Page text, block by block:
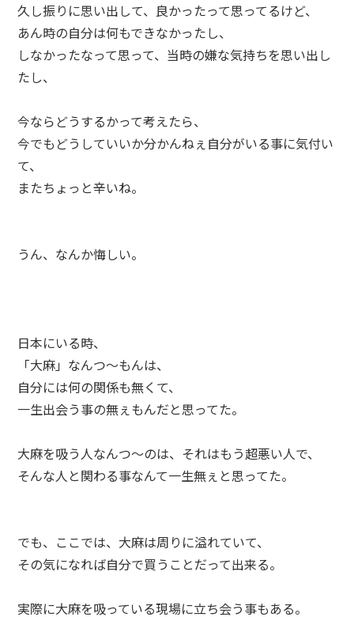
久し振りに思い出して、良かったって思ってるけど、
あん時の自分は何もできなかったし、
しなかったなって思って、当時の嫌な気持ちを思い出し
たし、
今ならどうするかって考えたら、
今でもどうしていいか分かんねぇ自分がいる事に気付い
て、
またちょっと辛いね。
うん、なんか悔しい。
日本にいる時、
「大麻」なんつ～もんは、
自分には何の関係も無くて、
一生出会う事の無ぇもんだと思ってた。
大麻を吸う人なんつ～のは、それはもう超悪い人で、
そんな人と関わる事なんて一生無ぇと思ってた。
でも、ここでは、大麻は周りに溢れていて、
その気になれば自分で買うことだって出来る。
実際に大麻を吸っている現場に立ち会う事もある。